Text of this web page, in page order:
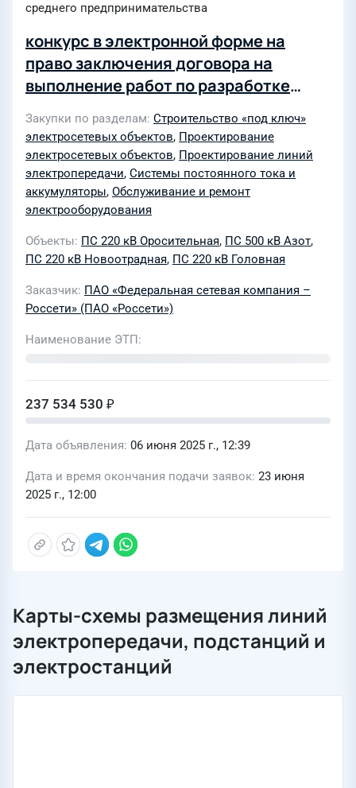
среднего предпринимательства
конкурс в электронной форме на
право заключения договора на
выполнение работ по разработке
поставке оборудования и материалов
по инвестиционному проекту
«Техперевооружение ПС 500 кВ Азот,
ПС 220 кВ Головная, ПС 220 кВ
Оросительная, ПС 220 кВ Ново-
Отрадная в части замены
аккумуляторных батарей (4 шт.)»
Закупки по разделам Строительство «под ключ»
электросетевых объектов, Проектирование
электросетевых объектов, Проектирование линий
электропередачи, Системы постоянного тока и
аккумуляторы, Обслуживание и ремонт
электрооборудования
Объекты ПС 220 кВ Оросительная, ПС 500 кВ Азот,
ПС 220 кВ Новоотрадная, ПС 220 кВ Головная
Заказчик ПАО «Федеральная сетевая компания –
Россети» (ПАО «Россети»)
Наименование ЭТП
237 534 530 ₽
Дата объявления 06 июня 2025 г., 12:39
Дата и время окончания подачи заявок 23 июня
2025 г., 12:00
Карты-схемы размещения линий
электропередачи, подстанций и
электростанций